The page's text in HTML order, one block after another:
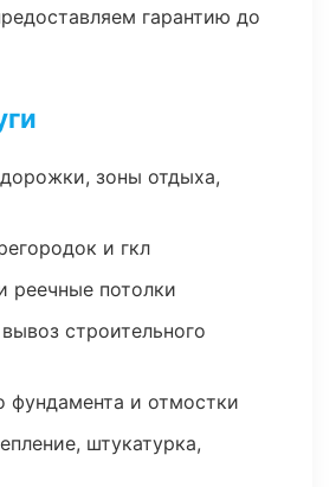
гарантию до
зоны отдыха,
и гкл
реечные потолки
строительного
фундамента и отмостки
штукатурка,